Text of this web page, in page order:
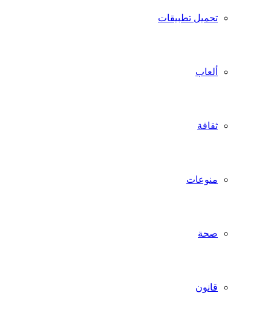
تحميل تطبيقات
ألعاب
ثقافة
منوعات
صحة
قانون